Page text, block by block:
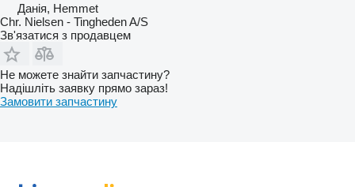
Данія, Hemmet
Chr. Nielsen - Tingheden A/S
Зв'язатися з продавцем
Не можете знайти запчастину?
Надішліть заявку прямо зараз!
Замовити запчастину